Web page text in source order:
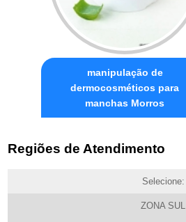
manipulação de
dermocosméticos para
manchas Morros
Regiões de Atendimento
Selecione:
ZONA SUL